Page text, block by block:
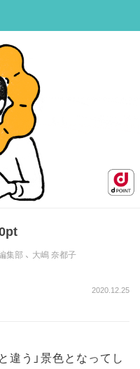
集部 、 大嶋 奈都子
2020.12.25
違う」景色となってし